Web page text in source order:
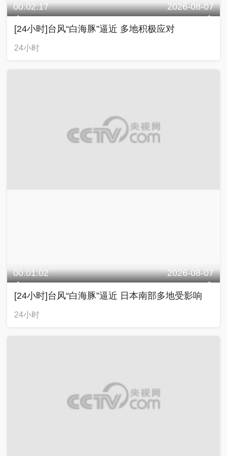
00:02:17 2026-08-07
[24小时]台风“白海豚”逼近 多地积极应对
24小时
00:01:02 2026-08-07
[24小时]台风“白海豚”逼近 日本南部多地受影响
24小时